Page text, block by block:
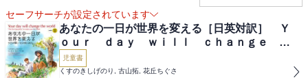
セーフサーチが設定されています
あなたの一日が世界を変える［日英対訳］ Ｙ
ｏｕｒ ｄａｙ ｗｉｌｌ ｃｈａｎｇｅ ｔ
ｈｅ ｗｏｒｌｄ［Ｊａｐａｎｅｓｅ ａｎ
ｄ Ｅｎｇｌｉｓｈ］
児童書
くすのきしげのり, 古山拓, 花丘ちぐさ